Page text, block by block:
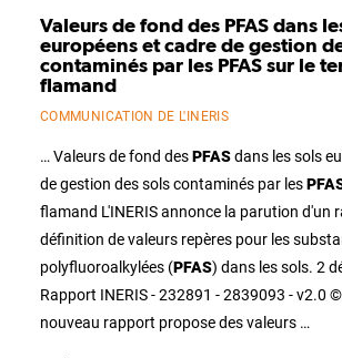
Valeurs de fond des PFAS dans
européens et cadre de gestion
contaminés par les PFAS sur le
flamand
COMMUNICATION DE L'INERIS
… Valeurs de fond desPFASdans les sols
de gestion des sols contaminés par les
flamand L'INERIS annonce la parution d'un
définition de valeurs repères pour les
polyfluoroalkylées (PFAS) dans les sols. 2
Rapport INERIS - 232891 - 2839093 - v2.0 ©
nouveau rapport propose des valeurs …